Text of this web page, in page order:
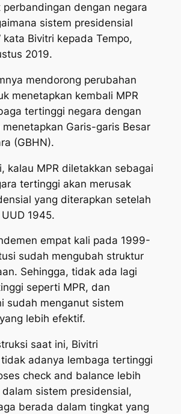
dengan negara
sistem presidensial
kata Bivitri kepada Tempo,
2019.
mendorong perubahan
menetapkan kembali MPR
tertinggi negara dengan
Garis-garis Besar
(GBHN).
kalau MPR diletakkan sebagai
tertinggi akan merusak
yang diterapkan setelah
1945.
empat kali pada 1999-
sudah mengubah struktur
Sehingga, tidak ada lagi
seperti MPR, dan
sudah menganut sistem
lebih efektif.
saat ini, Bivitri
adanya lembaga tertinggi
check and balance lebih
sistem presidensial,
berada dalam tingkat yang